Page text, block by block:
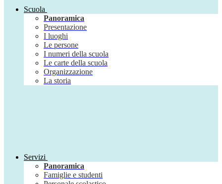
Scuola
Panoramica
Presentazione
I luoghi
Le persone
I numeri della scuola
Le carte della scuola
Organizzazione
La storia
Servizi
Panoramica
Famiglie e studenti